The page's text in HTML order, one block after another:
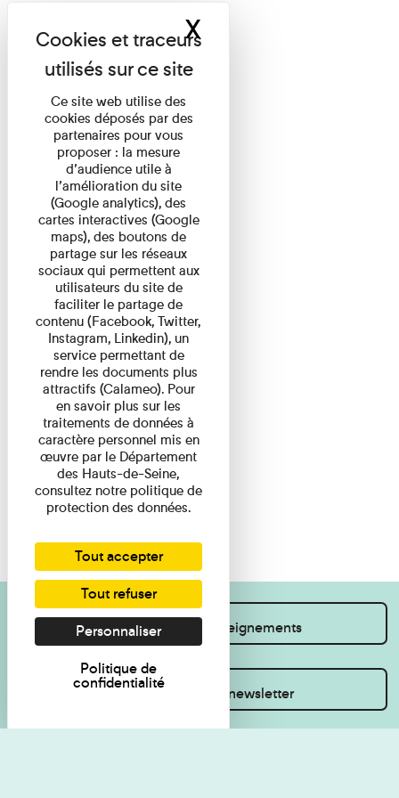
Je souhaite des renseignements
Inscrivez-vous à la newsletter
Ce site web utilise des
cookies déposés par des
partenaires pour vous
proposer : la mesure
d’audience utile à
l’amélioration du site
(Google analytics), des
cartes interactives (Google
maps), des boutons de
partage sur les réseaux
sociaux qui permettent aux
utilisateurs du site de
faciliter le partage de
contenu (Facebook, Twitter,
Instagram, Linkedin), un
service permettant de
rendre les documents plus
attractifs (Calameo). Pour
en savoir plus sur les
traitements de données à
caractère personnel mis en
œuvre par le Département
des Hauts-de-Seine,
consultez notre politique de
protection des données.
Tout accepter
Tout refuser
Personnaliser
Politique de
confidentialité
XMasquer le